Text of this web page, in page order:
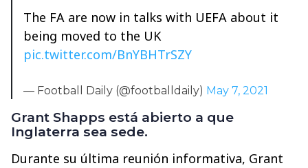
The FA are now in talks with UEFA about it
being moved to the UK
pic.twitter.com/BnYBHTrSZY
— Football Daily (@footballdaily) May 7, 2021
Grant Shapps está abierto a que
Inglaterra sea sede.
Durante su última reunión informativa, Grant